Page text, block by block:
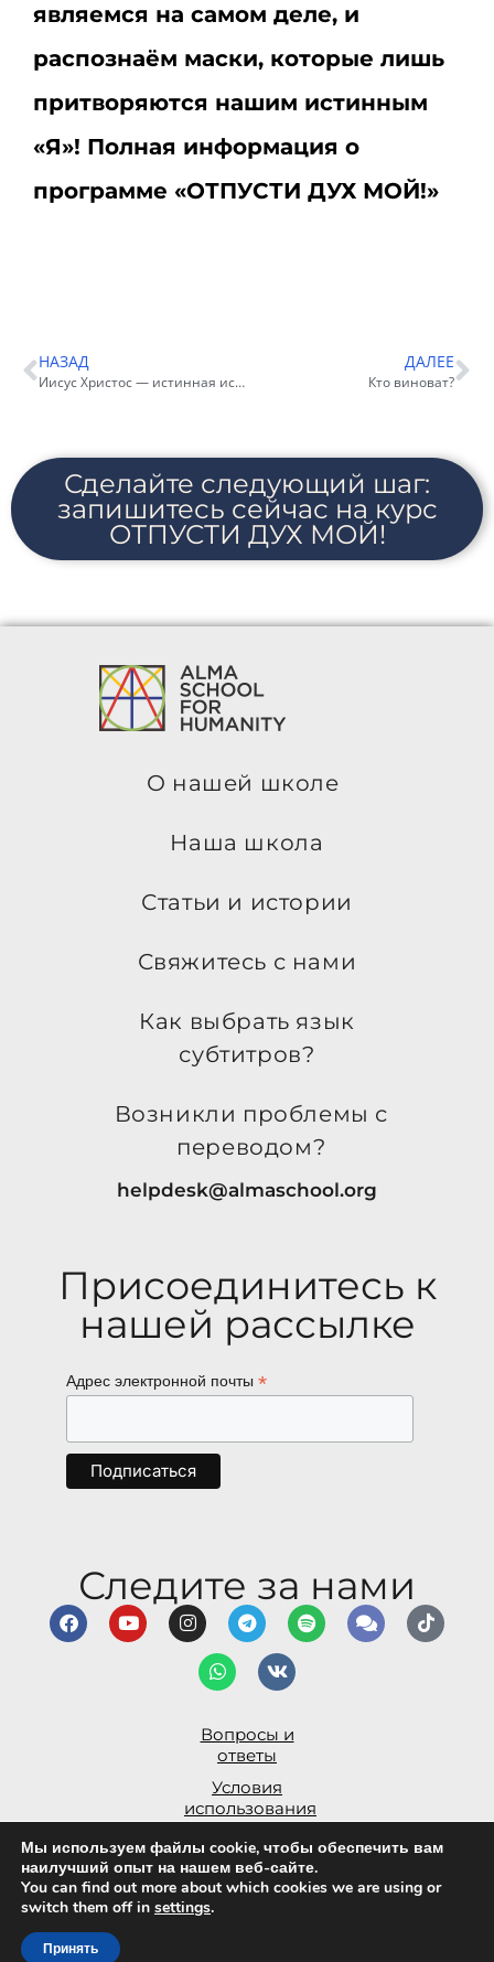
являемся на самом деле, и
распознаём маски, которые лишь
притворяются нашим истинным
«Я»! Полная информация о
программе «ОТПУСТИ ДУХ МОЙ!»
НАЗАД
Иисус Христос — истинная история согласно Законам Творения
ДАЛЕЕ
Кто виноват?
Сделайте следующий шаг:
запишитесь сейчас на курс
ОТПУСТИ ДУХ МОЙ!
О нашей школе
Наша школа
Статьи и истории
Свяжитесь с нами
Как выбрать язык
субтитров?
Возникли проблемы с
переводом?
helpdesk@almaschool.org
Присоединитесь к
нашей рассылке
Адрес электронной почты *
Следите за нами
Вопросы и
ответы
Условия
использования
Заявление о доступности
Политика
конфиденциальности
Мы используем файлы cookie, чтобы обеспечить вам
наилучший опыт на нашем веб-сайте.
You can find out more about which cookies we are using or
switch them off in settings.
Принять